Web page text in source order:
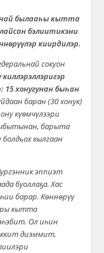
былааһы кытта
бэлиитикэни
киирдилэр.
сокуон
киллэрэллэригэр
15 хонугунан быһан
баран (30 хонук)
күөмчүлээри
барыта
кылгаан
эппиэт
буоллаҕа. Хас
барар. Көннөрүү
кытта
Ол иһин
диэммит,